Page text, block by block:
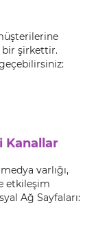
bir şirkettir.
Kanallar
varlığı,
etkileşim
Ağ Sayfaları: